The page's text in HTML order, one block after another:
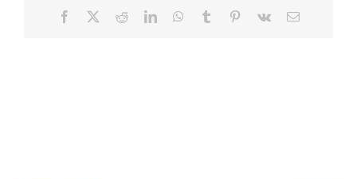
Facebook RedditLinkedInWhatsApp
Tumblr Pinterest
Vk Email